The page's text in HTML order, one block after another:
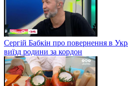
Сергій Бабкін про повернення в
виїзд родини за кордон